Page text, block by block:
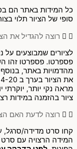
כל המידות באתר הם
סופי של הציור תלוי
רוצה להגדיל את
לציורים שמבוצעים על
פספרטו. פספרטו זהו
מהדמויות באתר,
מראה נקי יותר,
ציור בהזמנה במידות
רוצה לדעת האם
קחו סרט מדידה/סרגל,
המידה הרצויה עם